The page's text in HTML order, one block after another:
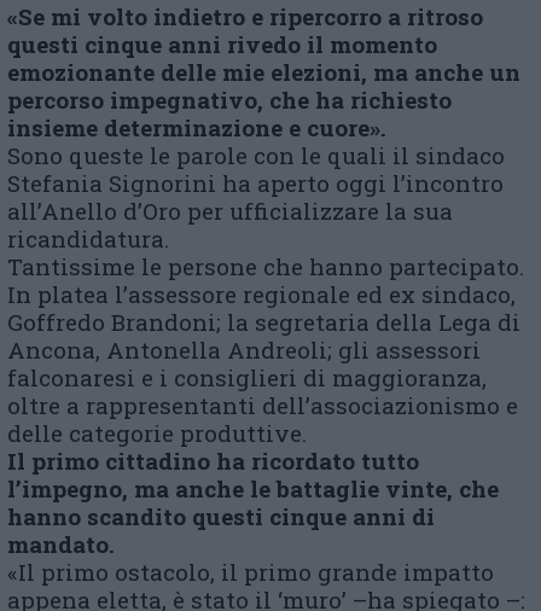
«Se mi volto indietro e ripercorro a ritroso
questi cinque anni rivedo il momento
emozionante delle mie elezioni, ma anche un
percorso impegnativo, che ha richiesto
insieme determinazione e cuore».
Sono queste le parole con le quali il sindaco
Stefania Signorini ha aperto oggi l’incontro
all’Anello d’Oro per ufficializzare la sua
ricandidatura.
Tantissime le persone che hanno partecipato.
In platea l’assessore regionale ed ex sindaco,
Goffredo Brandoni; la segretaria della Lega di
Ancona, Antonella Andreoli; gli assessori
falconaresi e i consiglieri di maggioranza,
oltre a rappresentanti dell’associazionismo e
delle categorie produttive.
Il primo cittadino ha ricordato tutto
l’impegno, ma anche le battaglie vinte, che
hanno scandito questi cinque anni di
mandato.
«Il primo ostacolo, il primo grande impatto
appena eletta, è stato il ‘muro’ –ha spiegato –: